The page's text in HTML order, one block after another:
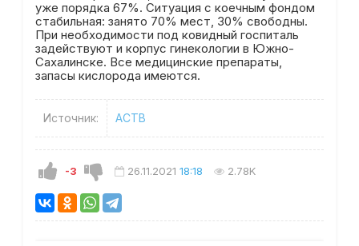
уже порядка 67%. Ситуация с коечным фондом
стабильная: занято 70% мест, 30% свободны.
При необходимости под ковидный госпиталь
задействуют и корпус гинекологии в Южно-
Сахалинске. Все медицинские препараты,
запасы кислорода имеются.
Источник: АСТВ
-3 26.11.2021 18:18 2.78K